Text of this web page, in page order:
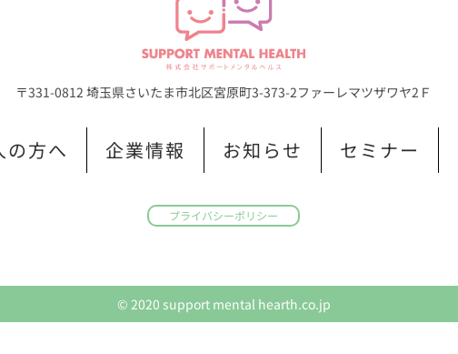
〒331-0812 埼玉県さいたま市北区宮原町3-373-2ファーレマツザワヤ2Ｆ
の方へ 企業情報 お知らせ セミナー
プライバシーポリシー
© 2020 support mental hearth.co.jp